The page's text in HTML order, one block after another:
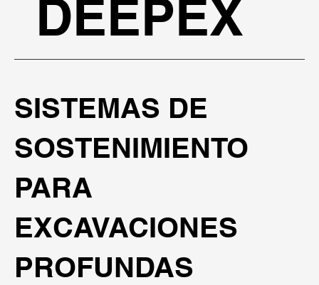
DEEPEX
SISTEMAS DE
SOSTENIMIENTO
PARA
EXCAVACIONES
PROFUNDAS